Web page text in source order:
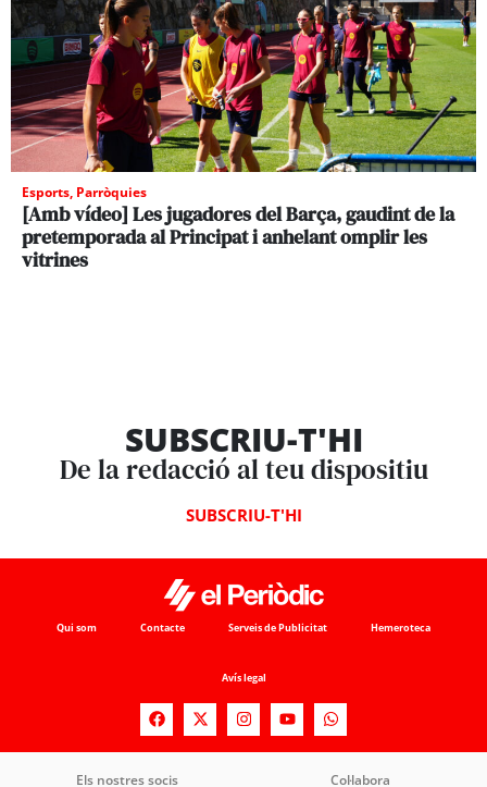
Esports, Parròquies
[Amb vídeo] Les jugadores del Barça, gaudint de la
pretemporada al Principat i anhelant omplir les
vitrines
SUBSCRIU-T'HI
De la redacció al teu dispositiu
SUBSCRIU-T'HI
Qui som Contacte Serveis de Publicitat Hemeroteca
Avís legal
Els nostres socis Col·labora